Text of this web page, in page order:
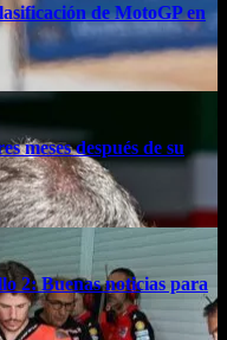
de MotoGP en
meses después de su
2: Buenas noticias para